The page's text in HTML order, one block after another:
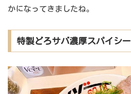
かになってきましたね。
特製どろサバ濃厚スパイシー